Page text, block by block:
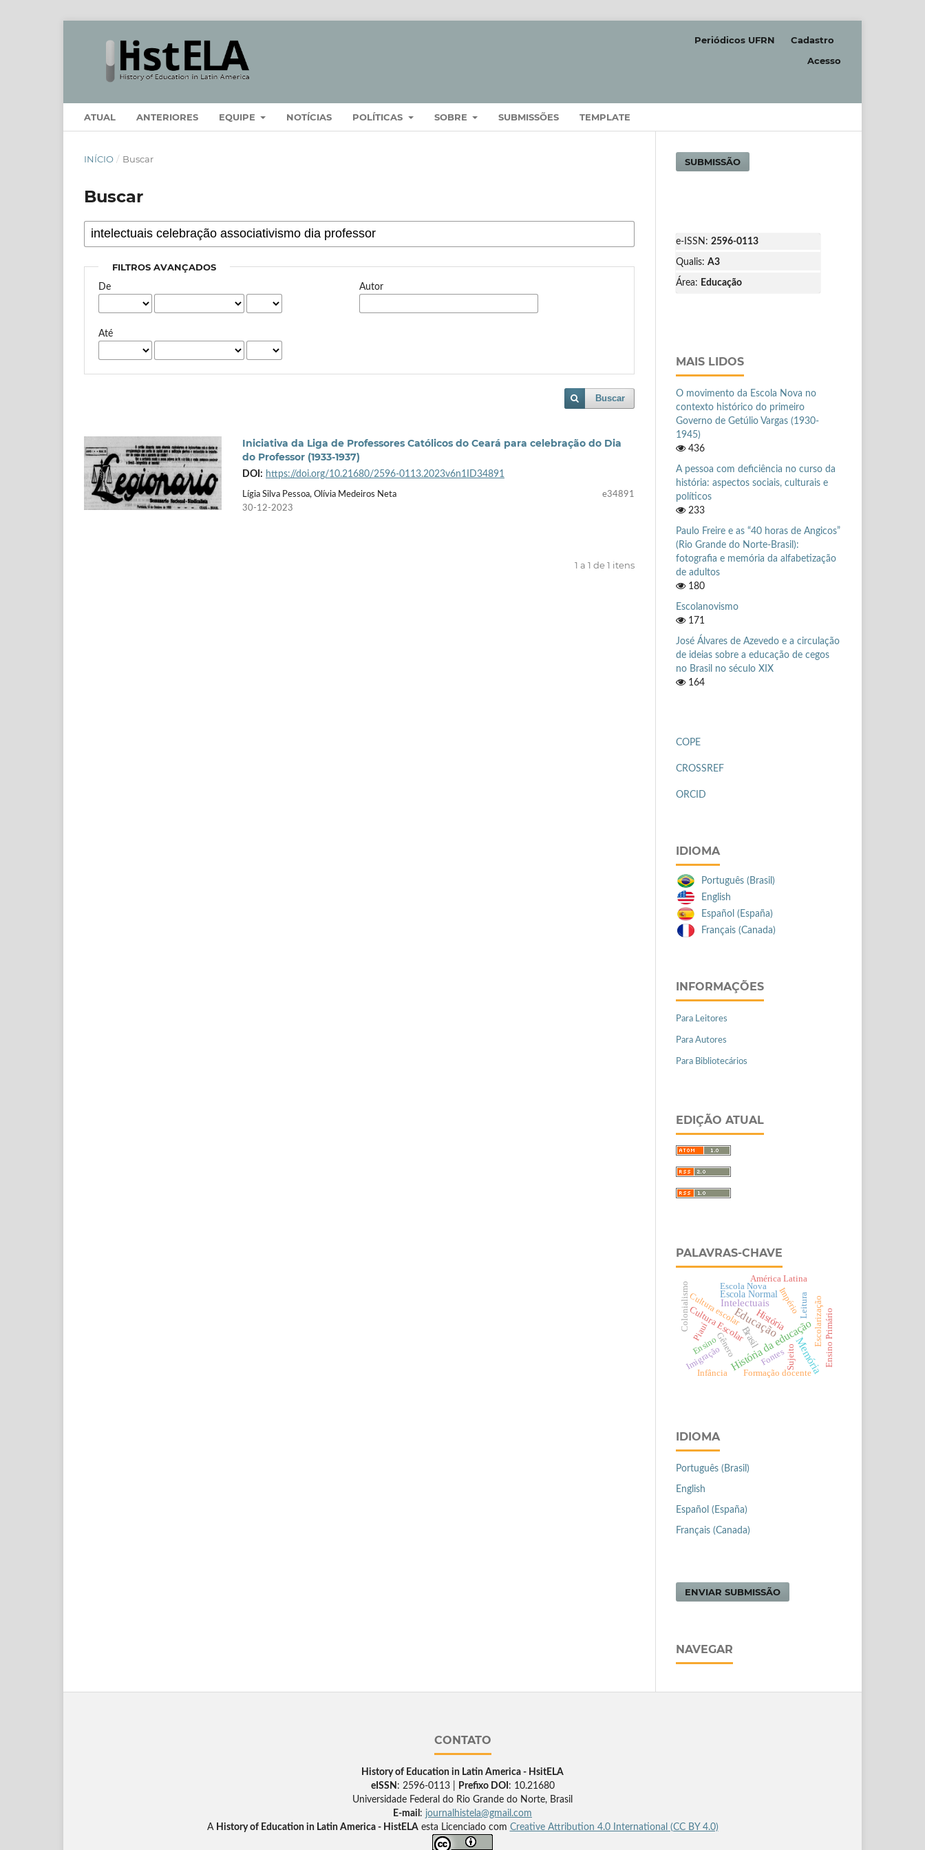
ATUAL ANTERIORES EQUIPE NOTÍCIAS POLÍTICAS SOBRE SUBMISSÕES TEMPLATE
Periódicos UFRN
Cadastro
Acesso
INÍCIO / Buscar
Buscar
FILTROS AVANÇADOS
De
Até
Autor
Buscar
Iniciativa da Liga de Professores Católicos do Ceará para celebração do Dia
do Professor (1933-1937)
DOI: https://doi.org/10.21680/2596-0113.2023v6n1ID34891
Lígia Silva Pessoa, Olívia Medeiros Neta
e34891
30-12-2023
1 a 1 de 1 itens
SUBMISSÃO
e-ISSN: 2596-0113
Qualis: A3
Área: Educação
MAIS LIDOS
O movimento da Escola Nova no
contexto histórico do primeiro
Governo de Getúlio Vargas (1930-
1945)
436
A pessoa com deficiência no curso da
história: aspectos sociais, culturais e
políticos
233
Paulo Freire e as “40 horas de Angicos”
(Rio Grande do Norte-Brasil):
fotografia e memória da alfabetização
de adultos
180
Escolanovismo
171
José Álvares de Azevedo e a circulação
de ideias sobre a educação de cegos
no Brasil no século XIX
164
COPE
CROSSREF
ORCID
IDIOMA
Português (Brasil)
English
Español (España)
Français (Canada)
INFORMAÇÕES
Para Leitores
Para Autores
Para Bibliotecários
EDIÇÃO ATUAL
PALAVRAS-CHAVE
Educação
História da educação
Memória
Intelectuais
História
Brasil
Cultura Escolar
Escola NormalImpério
Gênero Escolarização
Cultura escolar
Escola Nova
Formação docente
Leitura
Sujeito
Fontes
Colonialismo
Piauí Ensino Primário
Ensino
Imigração
América Latina
Infância
IDIOMA
Português (Brasil)
English
Español (España)
Français (Canada)
ENVIAR SUBMISSÃO
NAVEGAR
CONTATO
History of Education in Latin America - HsitELA
eISSN : 2596-0113 | Prefixo DOI : 10.21680
Universidade Federal do Rio Grande do Norte, Brasil
E-mail : journalhistela@gmail.com
A History of Education in Latin America - HistELAesta Licenciado com Creative Attribution 4.0 International (CC BY 4.0)